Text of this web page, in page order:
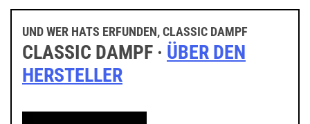
UND WER HATS ERFUNDEN, CLASSIC DAMPF
CLASSIC DAMPF · ÜBER DEN
HERSTELLER